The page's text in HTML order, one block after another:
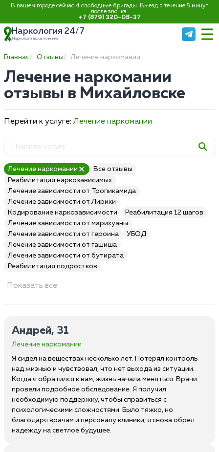
В вашем городе сейчас 4 свободные бригады. Выезд в течение 5 минут
после звонка:
+7 (879) 320-08-37
Наркология 24/7
Наркологическая клиника
Главная Отзывы Лечение наркомании
Лечение наркомании
отзывы в Михайловске
Перейти к услуге:Лечение наркомании
Лечение наркомании
Все отзывы
Реабилитация наркозависимых
Лечение зависимости от Тропикамида
Лечение зависимости от Лирики
Кодирование наркозависимости
Реабилитация 12 шагов
Лечение зависимости от марихуаны
Лечение зависимости от героина
УБОД
Лечение зависимости от гашиша
Лечение зависимости от бутирата
Реабилитация подростков
Показать все
Андрей, 31
Лечение наркомании
Я сидел на веществах несколько лет. Потерял контроль
над жизнью и чувствовал, что нет выхода из ситуации.
Когда я обратился к вам, жизнь начала меняться. Врачи
провели подробное обследование. Я получил
необходимую поддержку, чтобы справиться с
психологическими сложностями. Было тяжко, но
благодаря врачам и персоналу клиники, я снова обрел
надежду на светлое будущее.